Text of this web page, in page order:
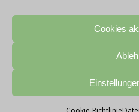
Cookies